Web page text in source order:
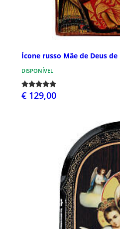
Ícone russo Mãe de Deus
DISPONÍVEL
€ 129,00